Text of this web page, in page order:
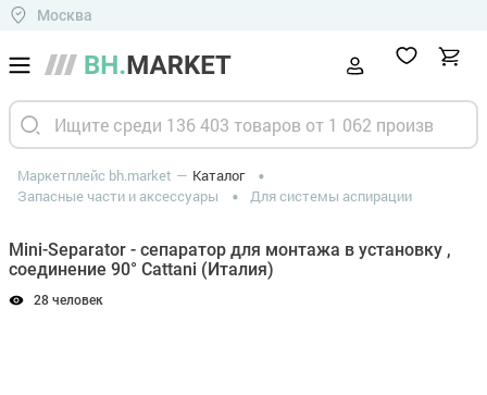
Москва
Маркетплейс bh.market
Каталог
Запасные части и аксессуары
Для системы аспирации
Mini-Separator - сепаратор для монтажа в установку ,
соединение 90° Cattani (Италия)
28 человек